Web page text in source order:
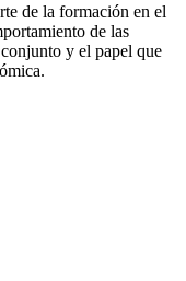
de la formación en el
de las
y el papel que